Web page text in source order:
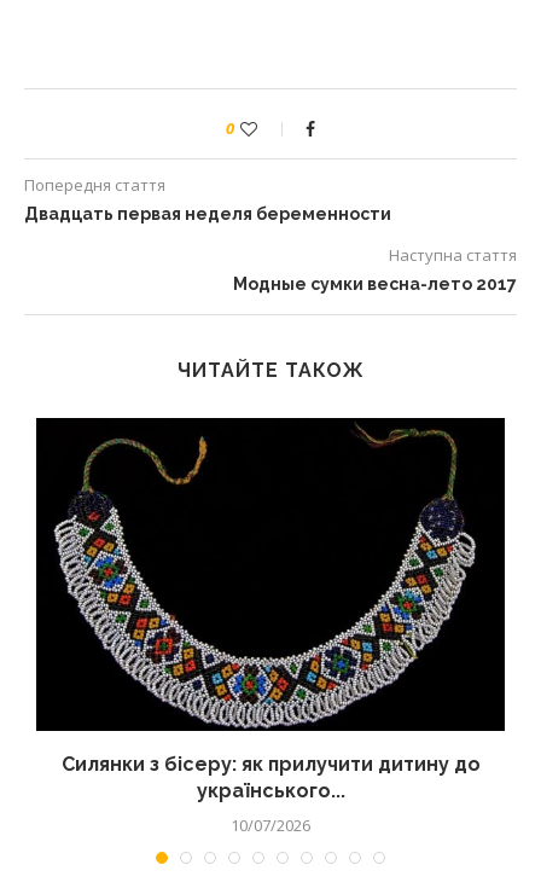
0
Попередня стаття
Двадцать первая неделя беременности
Наступна стаття
Модные сумки весна-лето 2017
ЧИТАЙТЕ ТАКОЖ
Силянки з бісеру: як прилучити дитину до
українського...
10/07/2026